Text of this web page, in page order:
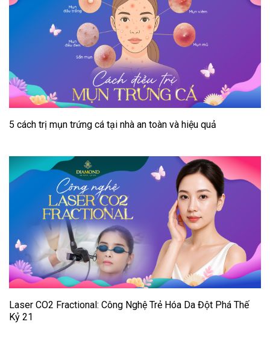
5 cách trị mụn trứng cá tại nhà an toàn và hiệu quả
Laser CO2 Fractional: Công Nghệ Trẻ Hóa Da Đột Phá Thế
Kỷ 21